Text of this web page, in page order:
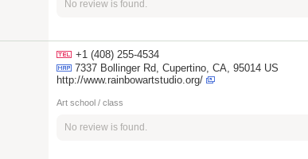
No review is found.
+1 (408) 255-4534
7337 Bollinger Rd, Cupertino, CA, 95014 US
http://www.rainbowartstudio.org/
Art school / class
No review is found.